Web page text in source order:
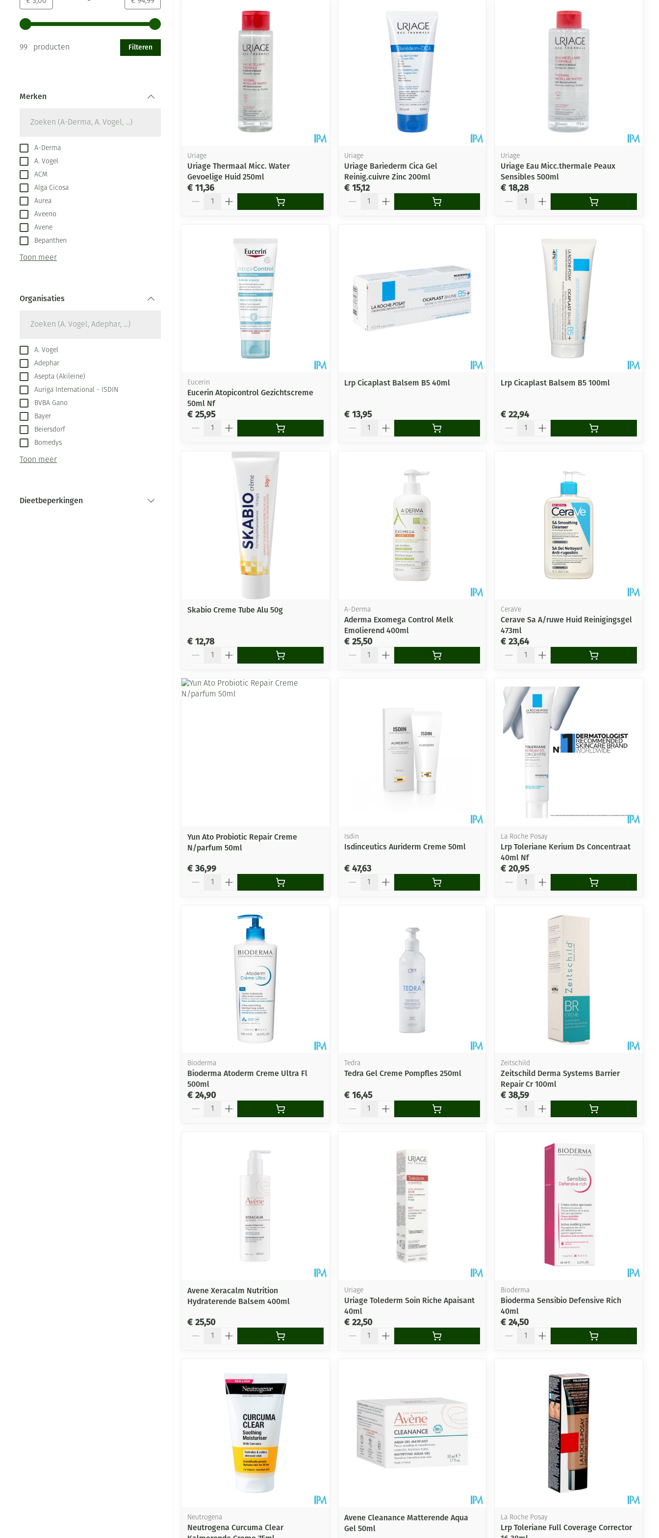
Gebruik de pijltjestoetsen links en rechts om de minimale en maximale prijswaarden aan te passen.
99 producten Filteren
Merken
A-Derma
A. Vogel
ACM
Alga Cicosa
Aurea
Aveeno
Avene
Bepanthen
Toon meer
Organisaties
A. Vogel
Adephar
Asepta (Akileine)
Auriga International - ISDIN
BVBA Gano
Bayer
Beiersdorf
Bomedys
Toon meer
Dieetbeperkingen
Uriage
Uriage Thermaal Micc. Water
Gevoelige Huid 250ml
€ 11,36
Uriage
Uriage Bariederm Cica Gel
Reinig.cuivre Zinc 200ml
€ 15,12
Uriage
Uriage Eau Micc.thermale Peaux
Sensibles 500ml
€ 18,28
Eucerin
Eucerin Atopicontrol Gezichtscreme
50ml Nf
€ 25,95
Lrp Cicaplast Balsem B5 40ml
€ 13,95
Lrp Cicaplast Balsem B5 100ml
€ 22,94
Skabio Creme Tube Alu 50g
€ 12,78
A-Derma
Aderma Exomega Control Melk
Emolierend 400ml
€ 25,50
CeraVe
Cerave Sa A/ruwe Huid Reinigingsgel
473ml
€ 23,64
Yun Ato Probiotic Repair Creme
N/parfum 50ml
€ 36,99
Isdin
Isdinceutics Auriderm Creme 50ml
€ 47,63
La Roche Posay
Lrp Toleriane Kerium Ds Concentraat
40ml Nf
€ 20,95
Bioderma
Bioderma Atoderm Creme Ultra Fl
500ml
€ 24,90
Tedra
Tedra Gel Creme Pompfles 250ml
€ 16,45
Zeitschild
Zeitschild Derma Systems Barrier
Repair Cr 100ml
€ 38,59
Avene Xeracalm Nutrition
Hydraterende Balsem 400ml
€ 25,50
Uriage
Uriage Tolederm Soin Riche Apaisant
40ml
€ 22,50
Bioderma
Bioderma Sensibio Defensive Rich
40ml
€ 24,50
Neutrogena
Neutrogena Curcuma Clear
Avene Cleanance Matterende Aqua
Gel 50ml
La Roche Posay
Lrp Toleriane Full Coverage Corrector